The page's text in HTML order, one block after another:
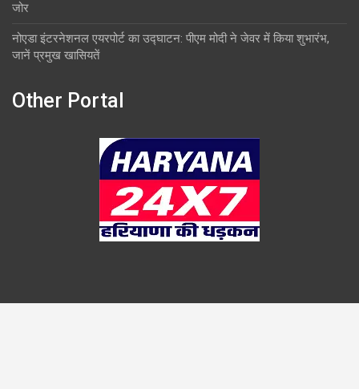
जोर
नोएडा इंटरनेशनल एयरपोर्ट का उद्घाटन: पीएम मोदी ने जेवर में किया शुभारंभ,
जानें प्रमुख खासियतें
Other Portal